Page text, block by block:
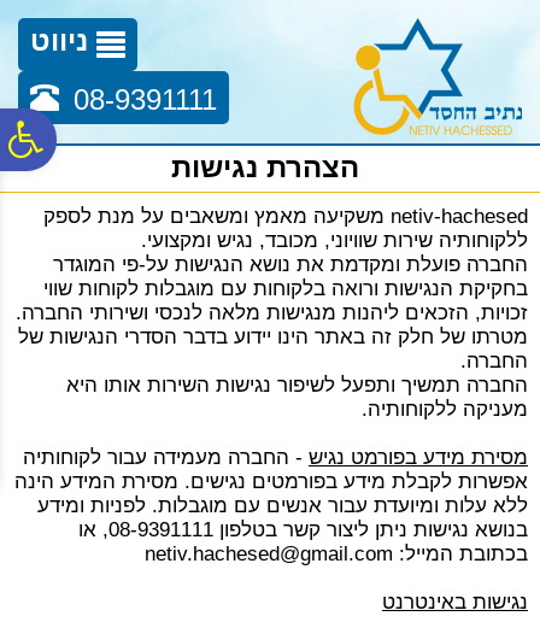
ניווט
08-9391111
הצהרת נגישות
netiv-hachesed משקיעה מאמץ ומשאבים על מנת לספק
ללקוחותיה שירות שוויוני, מכובד, נגיש ומקצועי.
החברה פועלת ומקדמת את נושא הנגישות על-פי המוגדר
בחקיקת הנגישות ורואה בלקוחות עם מוגבלות לקוחות שווי
זכויות, הזכאים ליהנות מנגישות מלאה לנכסי ושירותי החברה.
מטרתו של חלק זה באתר הינו יידוע בדבר הסדרי הנגישות של
החברה.
החברה תמשיך ותפעל לשיפור נגישות השירות אותו היא
מעניקה ללקוחותיה.
מסירת מידע בפורמט נגיש - החברה מעמידה עבור לקוחותיה
אפשרות לקבלת מידע בפורמטים נגישים. מסירת המידע הינה
ללא עלות ומיועדת עבור אנשים עם מוגבלות. לפניות ומידע
בנושא נגישות ניתן ליצור קשר בטלפון 08-9391111, או
בכתובת המייל: netiv.hachesed@gmail.com
נגישות באינטרנט